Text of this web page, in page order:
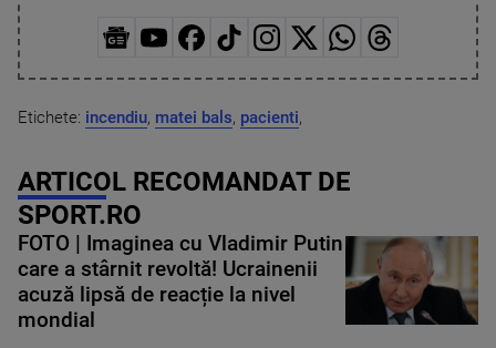
Etichete: incendiu, matei bals, pacienti,
ARTICOL RECOMANDAT DE
SPORT.RO
FOTO | Imaginea cu Vladimir Putin
care a stârnit revoltă! Ucrainenii
acuză lipsă de reacție la nivel
mondial